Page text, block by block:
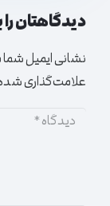
دیدگاهتان
نشانی ایمیل
علامت‌گذاری